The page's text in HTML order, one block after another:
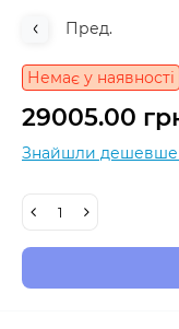
Пред.
Немає у наявності
29005.00
Знайшли дешевше